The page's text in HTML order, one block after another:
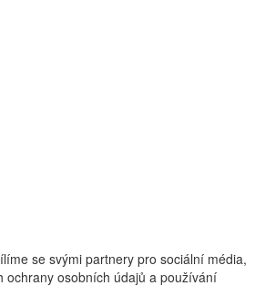
se svými partnery pro sociální média,
ochrany osobních údajů a používání